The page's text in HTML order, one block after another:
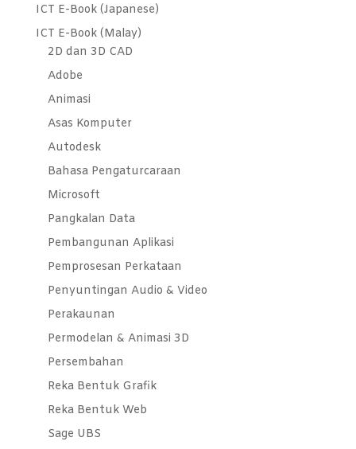
ICT E-Book (Japanese)
ICT E-Book (Malay)
2D dan 3D CAD
Adobe
Animasi
Asas Komputer
Autodesk
Bahasa Pengaturcaraan
Microsoft
Pangkalan Data
Pembangunan Aplikasi
Pemprosesan Perkataan
Penyuntingan Audio & Video
Perakaunan
Permodelan & Animasi 3D
Persembahan
Reka Bentuk Grafik
Reka Bentuk Web
Sage UBS